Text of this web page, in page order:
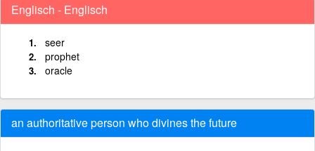
Englisch - Englisch
seer
prophet
oracle
an authoritative person who divines the future